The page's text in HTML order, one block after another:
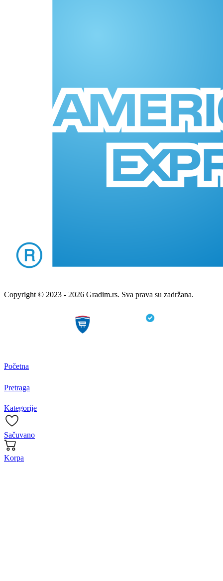
Copyright © 2023 - 2026 Gradim.rs. Sva prava su zadržana.
Početna
Pretraga
Kategorije
Sačuvano
Korpa